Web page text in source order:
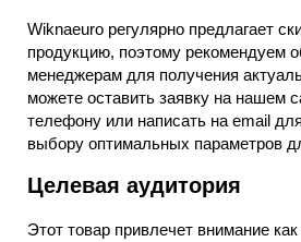
Wiknaeuro регулярно предлагает
продукцию, поэтому рекомендуем
менеджерам для получения
можете оставить заявку на нашем
телефону или написать на email
выбору оптимальных параметров
Целевая аудитория
Этот товар привлечет внимание